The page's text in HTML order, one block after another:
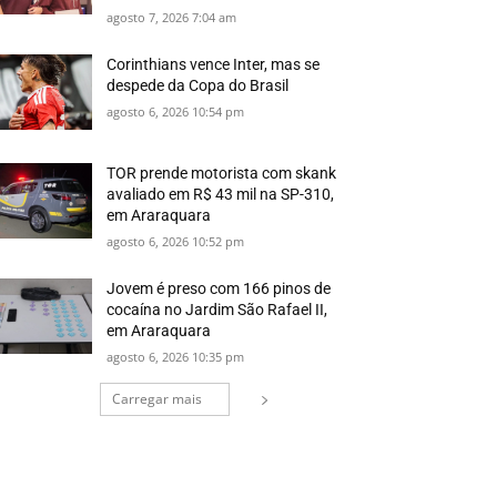
agosto 7, 2026 7:04 am
Corinthians vence Inter, mas se
despede da Copa do Brasil
agosto 6, 2026 10:54 pm
TOR prende motorista com skank
avaliado em R$ 43 mil na SP-310,
em Araraquara
agosto 6, 2026 10:52 pm
Jovem é preso com 166 pinos de
cocaína no Jardim São Rafael II,
em Araraquara
agosto 6, 2026 10:35 pm
Carregar mais